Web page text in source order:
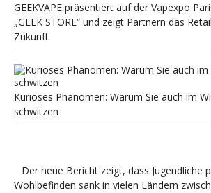
GEEKVAPE präsentiert auf der Vapexpo
„GEEK STORE“ und zeigt Partnern das
Zukunft
Kurioses Phänomen: Warum Sie auch im
schwitzen
Der neue Bericht zeigt, dass Jugendliche
Wohlbefinden sank in vielen Ländern